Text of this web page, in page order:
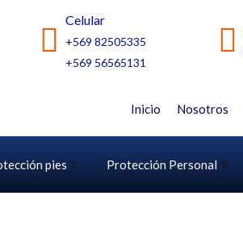
Celular
+569 82505335
+569 56565131
Inicio Nosotros
pies Protección Personal